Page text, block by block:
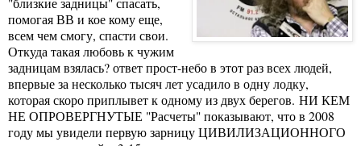
помогая ВВ и кое кому еще,
всем чем смогу, спасти свои.
Откуда такая любовь к чужим
задницам взялась? ответ прост-небо в этот раз всех людей,
впервые за несколько тысяч лет усадило в одну лодку,
которая скоро приплывет к одному из двух берегов. НИ КЕМ
НЕ ОПРОВЕРГНУТЫЕ "Расчеты" показывают, что в 2008
году мы увидели первую зарницу ЦИВИЛИЗАЦИОННОГО